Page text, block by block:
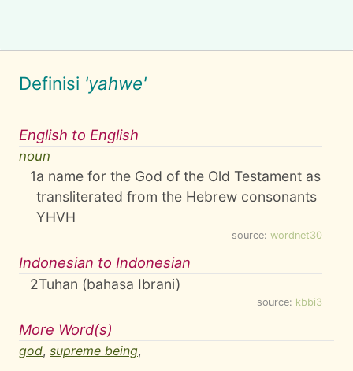
Definisi 'yahwe'
English to English
noun
1a name for the God of the Old Testament as
transliterated from the Hebrew consonants
YHVH
source: wordnet30
Indonesian to Indonesian
2Tuhan (bahasa Ibrani)
source: kbbi3
More Word(s)
god, supreme being,